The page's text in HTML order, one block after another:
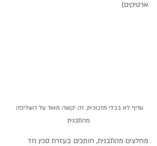
ארטיקים)
עדיף לא בכלי מזכוכית, זה יקשה מאוד על השליפה
מהתבנית
מחלצים מהתבנית, חותכים בעזרת סכין חד